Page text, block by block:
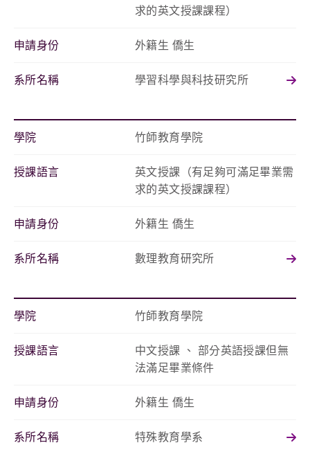
求的英文授課課程）
申請身份 外籍生 僑生
系所名稱 學習科學與科技研究所
學院 竹師教育學院
授課語言
英文授課（有足夠可滿足畢業需
求的英文授課課程）
申請身份 外籍生 僑生
系所名稱 數理教育研究所
學院 竹師教育學院
授課語言
中文授課 、 部分英語授課但無
法滿足畢業條件
申請身份 外籍生 僑生
系所名稱 特殊教育學系